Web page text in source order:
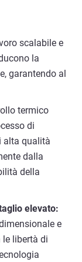
scalabile e
la
garantendo al
termico
di
alta qualità
dalla
della
elevato:
e
libertà di